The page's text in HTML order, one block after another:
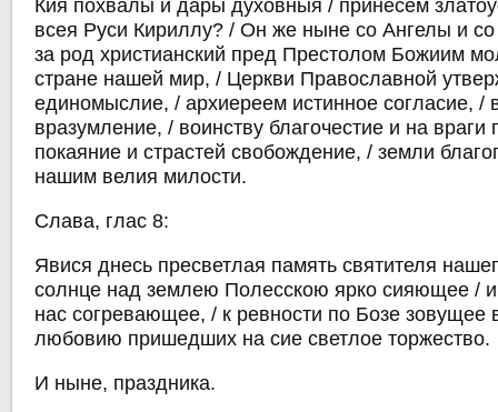
Кия похвалы и дары духовныя / принесем
всея Руси Кириллу? / Он же ныне со Ангелы и
за род христианский пред Престолом Божиим
стране нашей мир, / Церкви Православной
единомыслие, / архиереем истинное согласие, /
вразумление, / воинству благочестие и на
покаяние и страстей свобождение, / земли
нашим велия милости.
Слава, глас 8:
Явися днесь пресветлая память святителя
солнце над землею Полесскою ярко сияющее / и
нас согревающее, / к ревности по Бозе зовущее
любовию пришедших на сие светлое торжество.
И ныне, праздника.